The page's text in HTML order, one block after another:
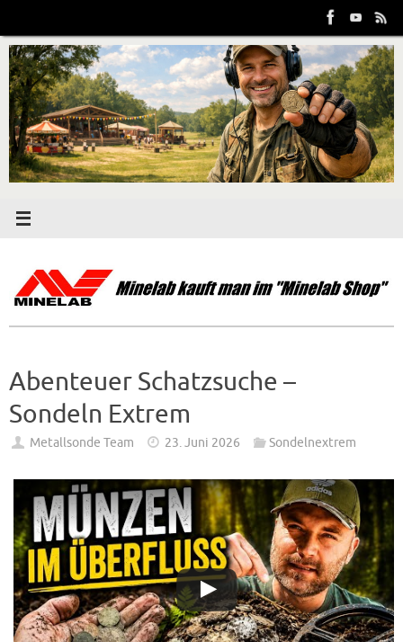
Inhalt
springen
Abenteuer Schatzsuche –
Sondeln Extrem
Metallsonde Team 23. Juni 2026 Sondelnextrem